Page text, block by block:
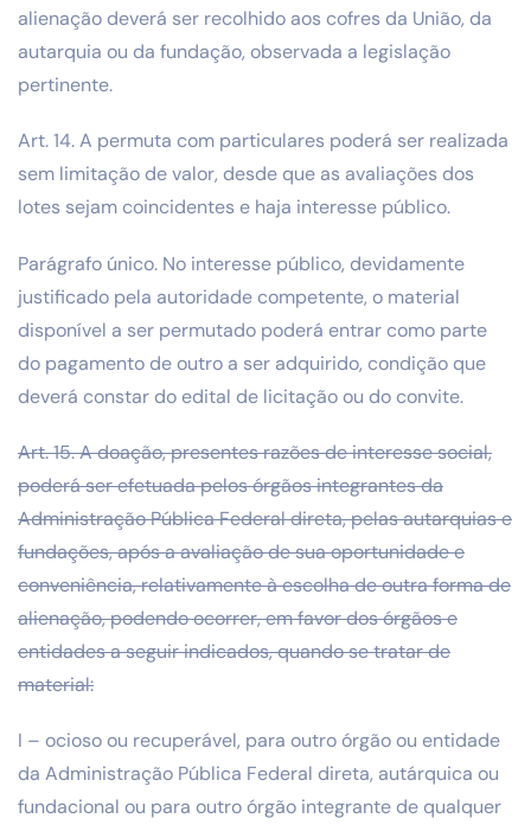
alienação deverá ser recolhido aos cofres da União, da
autarquia ou da fundação, observada a legislação
pertinente.
Art. 14. A permuta com particulares poderá ser realizada
sem limitação de valor, desde que as avaliações dos
lotes sejam coincidentes e haja interesse público.
Parágrafo único. No interesse público, devidamente
justificado pela autoridade competente, o material
disponível a ser permutado poderá entrar como parte
do pagamento de outro a ser adquirido, condição que
deverá constar do edital de licitação ou do convite.
Art. 15. A doação, presentes razões de interesse social,
poderá ser efetuada pelos órgãos integrantes da
Administração Pública Federal direta, pelas autarquias e
fundações, após a avaliação de sua oportunidade e
conveniência, relativamente à escolha de outra forma de
alienação, podendo ocorrer, em favor dos órgãos e
entidades a seguir indicados, quando se tratar de
material:
I – ocioso ou recuperável, para outro órgão ou entidade
da Administração Pública Federal direta, autárquica ou
fundacional ou para outro órgão integrante de qualquer